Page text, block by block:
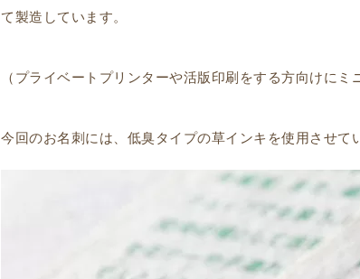
て製造しています。
（プライベートプリンターや活版印刷をする方向けに
今回のお名刺には、低臭タイプの草インキを使用させて